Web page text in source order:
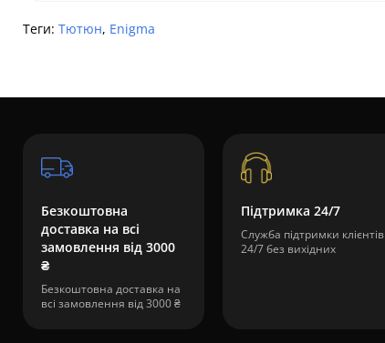
Теги: Тютюн, Enigma
Безкоштовна
доставка на всі
замовлення від 3000
₴
Безкоштовна доставка на
всі замовлення від 3000 ₴
Підтримка 24/7
Служба підтримки клієнтів
24/7 без вихідних